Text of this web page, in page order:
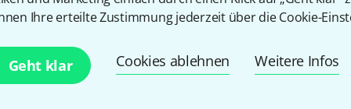
Ihre erteilte Zustimmung jederzeit über die Cookie-
Geht klar Cookies ablehnen Weitere Infos
& passende